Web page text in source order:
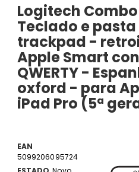
Logitech
Teclado e
trackpad -
Apple Smart
QWERTY -
oxford - para
iPad Pro (5ª
EAN
5099206095724